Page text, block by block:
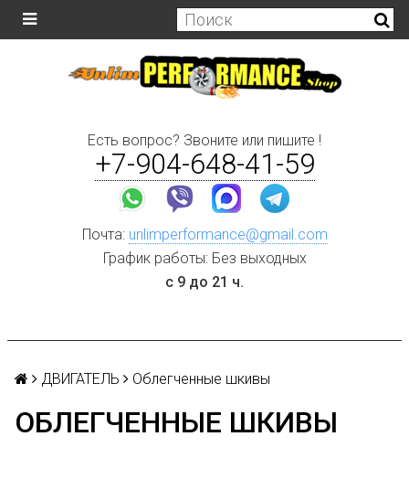
Есть вопрос? Звоните или пишите !
+7-904-648-41-59
Почта: unlimperformance@gmail.com
График работы: Без выходных
с 9 до 21 ч.
ДВИГАТЕЛЬ Облегченные шкивы
ОБЛЕГЧЕННЫЕ ШКИВЫ